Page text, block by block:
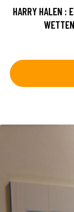
HARRY HALEN :